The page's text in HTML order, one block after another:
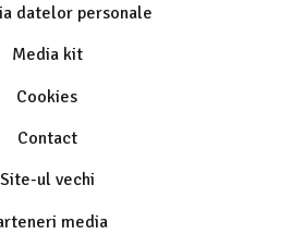
datelor personale
Media kit
Cookies
Contact
Site-ul vechi
media